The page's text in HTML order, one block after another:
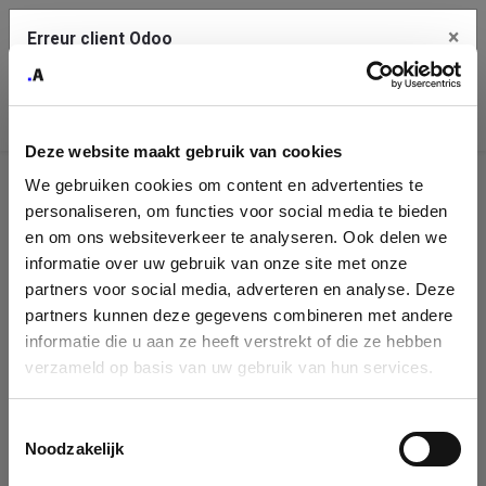
Deze website maakt gebruik van cookies
We gebruiken cookies om content en advertenties te
personaliseren, om functies voor social media te bieden
en om ons websiteverkeer te analyseren. Ook delen we
informatie over uw gebruik van onze site met onze
partners voor social media, adverteren en analyse. Deze
partners kunnen deze gegevens combineren met andere
informatie die u aan ze heeft verstrekt of die ze hebben
verzameld op basis van uw gebruik van hun services.
Noodzakelijk
Identification
de
l'entreprise
Please fill in your company details
form. If you don't find your company in our database, you can create
a new company record with the button below.
Erreur client Odoo ×
Une erreur s'est produite
Utilisez le bouton Copier pour reporter cette erreur à votre
service de support.
Voir les détails
Ok